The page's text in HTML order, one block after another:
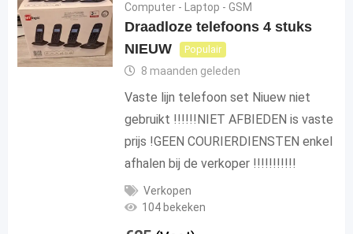
Computer - Laptop - GSM
Draadloze telefoons 4 stuks
NIEUW
Populair
8 maanden geleden
Vaste lijn telefoon set Niuew niet
gebruikt !!!!!!NIET AFBIEDEN is vaste
prijs !GEEN COURIERDIENSTEN enkel
afhalen bij de verkoper !!!!!!!!!!!
Verkopen
104 bekeken